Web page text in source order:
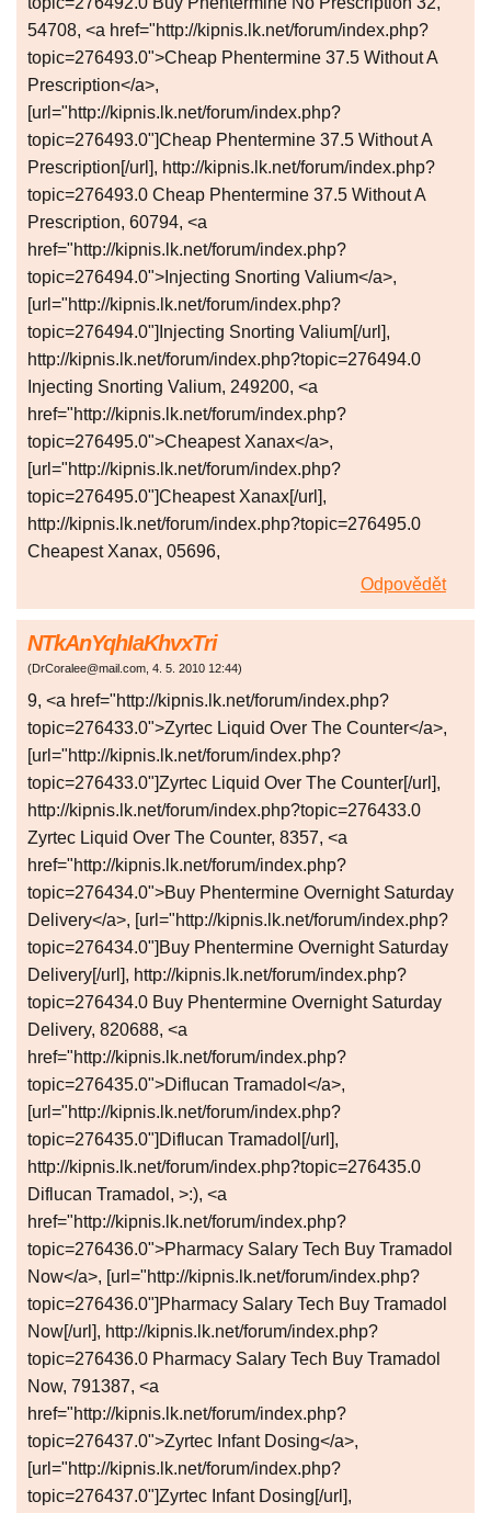
54708, <a href="http://kipnis.lk.net/forum/index.php?
topic=276493.0">Cheap Phentermine 37.5 Without A
Prescription</a>,
[url="http://kipnis.lk.net/forum/index.php?
topic=276493.0"]Cheap Phentermine 37.5 Without A
Prescription[/url], http://kipnis.lk.net/forum/index.php?
topic=276493.0 Cheap Phentermine 37.5 Without A
Prescription, 60794, <a
href="http://kipnis.lk.net/forum/index.php?
topic=276494.0">Injecting Snorting Valium</a>,
[url="http://kipnis.lk.net/forum/index.php?
topic=276494.0"]Injecting Snorting Valium[/url],
http://kipnis.lk.net/forum/index.php?topic=276494.0
Injecting Snorting Valium, 249200, <a
href="http://kipnis.lk.net/forum/index.php?
topic=276495.0">Cheapest Xanax</a>,
[url="http://kipnis.lk.net/forum/index.php?
topic=276495.0"]Cheapest Xanax[/url],
http://kipnis.lk.net/forum/index.php?topic=276495.0
Cheapest Xanax, 05696,
Odpovědět
NTkAnYqhIaKhvxTri
(DrCoralee@mail.com, 4. 5. 2010 12:44)
9, <a href="http://kipnis.lk.net/forum/index.php?
topic=276433.0">Zyrtec Liquid Over The Counter</a>,
[url="http://kipnis.lk.net/forum/index.php?
topic=276433.0"]Zyrtec Liquid Over The Counter[/url],
http://kipnis.lk.net/forum/index.php?topic=276433.0
Zyrtec Liquid Over The Counter, 8357, <a
href="http://kipnis.lk.net/forum/index.php?
topic=276434.0">Buy Phentermine Overnight Saturday
Delivery</a>, [url="http://kipnis.lk.net/forum/index.php?
topic=276434.0"]Buy Phentermine Overnight Saturday
Delivery[/url], http://kipnis.lk.net/forum/index.php?
topic=276434.0 Buy Phentermine Overnight Saturday
Delivery, 820688, <a
href="http://kipnis.lk.net/forum/index.php?
topic=276435.0">Diflucan Tramadol</a>,
[url="http://kipnis.lk.net/forum/index.php?
topic=276435.0"]Diflucan Tramadol[/url],
http://kipnis.lk.net/forum/index.php?topic=276435.0
Diflucan Tramadol, >:), <a
href="http://kipnis.lk.net/forum/index.php?
topic=276436.0">Pharmacy Salary Tech Buy Tramadol
Now</a>, [url="http://kipnis.lk.net/forum/index.php?
topic=276436.0"]Pharmacy Salary Tech Buy Tramadol
Now[/url], http://kipnis.lk.net/forum/index.php?
topic=276436.0 Pharmacy Salary Tech Buy Tramadol
Now, 791387, <a
href="http://kipnis.lk.net/forum/index.php?
topic=276437.0">Zyrtec Infant Dosing</a>,
[url="http://kipnis.lk.net/forum/index.php?
topic=276437.0"]Zyrtec Infant Dosing[/url],